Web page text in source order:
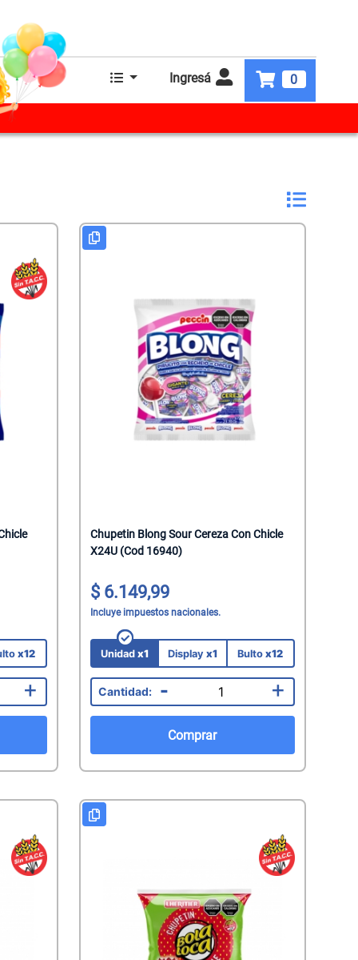
Ingresá 0
x12
+
Chupetin Blong Sour Cereza Con Chicle
X24U (Cod 16940)
6.149,99
Incluye impuestos nacionales.
Unidadx1 Display x1 Bultox12
- +
Comprar